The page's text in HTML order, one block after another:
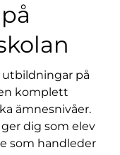
på
komplett
ämnesnivåer.
dig som elev
som handleder